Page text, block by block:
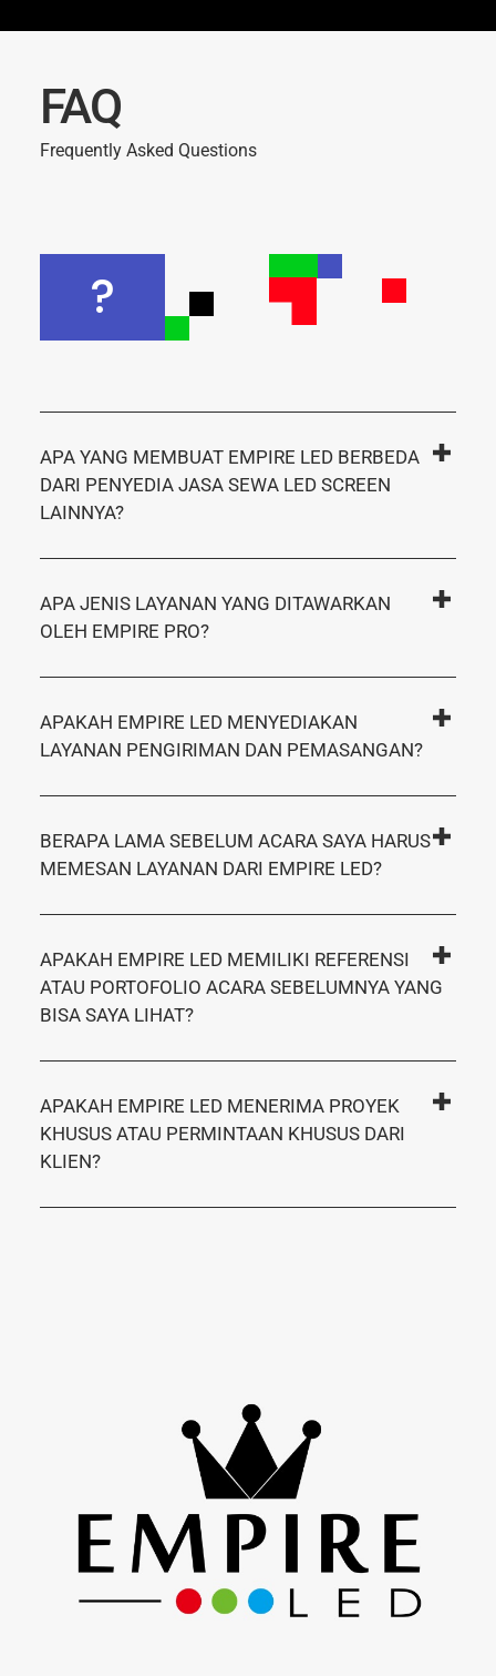
FAQ
Frequently Asked Questions
?
APA YANG MEMBUAT EMPIRE LED BERBEDA
DARI PENYEDIA JASA SEWA LED SCREEN
LAINNYA?
APA JENIS LAYANAN YANG DITAWARKAN
OLEH EMPIRE PRO?
APAKAH EMPIRE LED MENYEDIAKAN
LAYANAN PENGIRIMAN DAN PEMASANGAN?
BERAPA LAMA SEBELUM ACARA SAYA HARUS
MEMESAN LAYANAN DARI EMPIRE LED?
APAKAH EMPIRE LED MEMILIKI REFERENSI
ATAU PORTOFOLIO ACARA SEBELUMNYA YANG
BISA SAYA LIHAT?
APAKAH EMPIRE LED MENERIMA PROYEK
KHUSUS ATAU PERMINTAAN KHUSUS DARI
KLIEN?